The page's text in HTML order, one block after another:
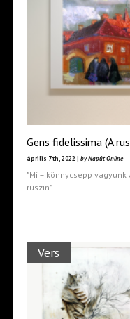
Gens fidelissima (A
április 7th, 2022 | by Napút Online
"Mi – könnycsepp
ruszin"
Vers